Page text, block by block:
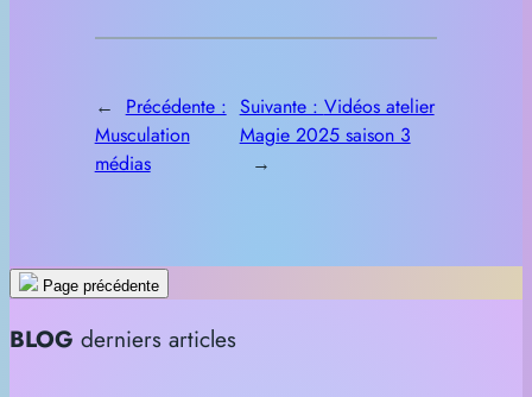
←
Précédente :
Musculation
médias
Suivante : Vidéos atelier
Magie 2025 saison 3
→
Page précédente
BLOG derniers articles